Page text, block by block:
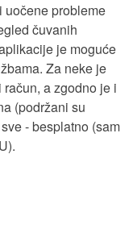
uočene probleme
čuvanih
je moguće
Za neke je
a zgodno je i
(podržani su
- besplatno (sam